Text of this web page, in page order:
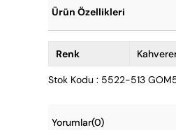
Ürün Özellikleri
Renk
Stok Kodu : 5522-513
Yorumlar(0)